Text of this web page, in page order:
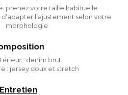
prenez votre taille habituelle
l’ajustement selon votre
morphologie
: denim brut
: jersey doux et stretch
Entretien